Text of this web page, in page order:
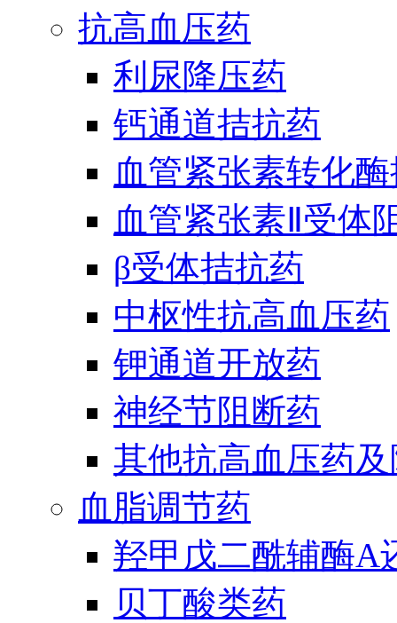
抗高血压药
利尿降压药
钙通道拮抗药
血管紧张素转化
血管紧张素Ⅱ受体
β受体拮抗药
中枢性抗高血压药
钾通道开放药
神经节阻断药
其他抗高血压药
血脂调节药
羟甲戊二酰辅酶A
贝丁酸类药